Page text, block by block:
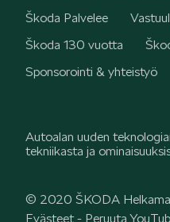
Škoda Palvelee
Škoda 130 vuotta
Sponsorointi & yhteistyö
Autoalan uuden
tekniikasta ja
© 2020 ŠKODA
Evästeet- Peruuta